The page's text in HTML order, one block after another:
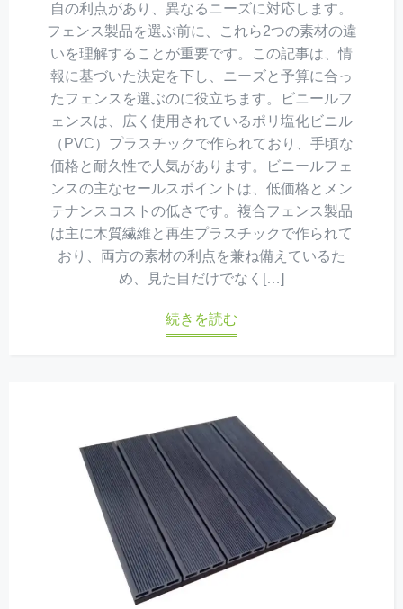
自の利点があり、異なるニーズに対応します。
フェンス製品を選ぶ前に、これら2つの素材の違
いを理解することが重要です。この記事は、情
報に基づいた決定を下し、ニーズと予算に合っ
たフェンスを選ぶのに役立ちます。ビニールフ
ェンスは、広く使用されているポリ塩化ビニル
（PVC）プラスチックで作られており、手頃な
価格と耐久性で人気があります。ビニールフェ
ンスの主なセールスポイントは、低価格とメン
テナンスコストの低さです。複合フェンス製品
は主に木質繊維と再生プラスチックで作られて
おり、両方の素材の利点を兼ね備えているた
め、見た目だけでなく[…]
続きを読む